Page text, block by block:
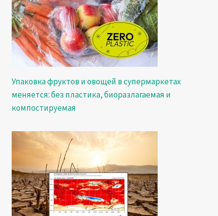
Упаковка фруктов и овощей в супермаркетах
меняется: без пластика, биоразлагаемая и
компостируемая